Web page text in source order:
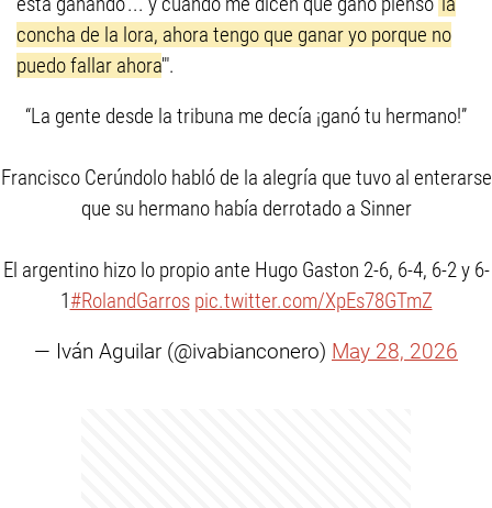
concha de la lora, ahora tengo que ganar yo porque no
puedo fallar ahora'".
“La gente desde la tribuna me decía ¡ganó tu hermano!”
Francisco Cerúndolo habló de la alegría que tuvo al enterarse
que su hermano había derrotado a Sinner
El argentino hizo lo propio ante Hugo Gaston 2-6, 6-4, 6-2 y 6-
1#RolandGarros pic.twitter.com/XpEs78GTmZ
— Iván Aguilar (@ivabianconero) May 28, 2026